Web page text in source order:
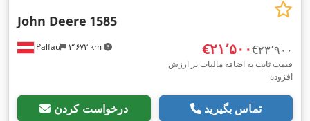
Palfau ۳٬۶۷۲ km
John Deere 1585
‎€۲۱٬۵۰۰ ‎€۲۳٬۹۰۰
قیمت ثابت به اضافه مالیات بر ارزش
افزوده
درخواست کردن تماس بگیرید